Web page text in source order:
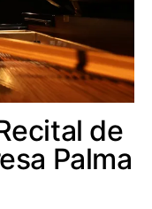
de
Palma